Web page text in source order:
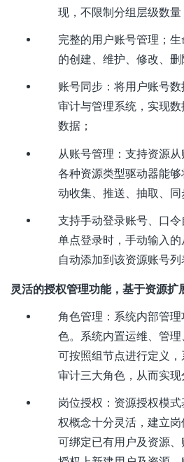
现，不限制分组层级数量
完整的用户账号管理；
的创建、维护、修改、删
账号同步：将用户账号数
审计与管理系统，实现
数据；
从账号管理：支持资源
各种资源类型驱动器能
动收集、推送、抽取、同
支持手动登录账号、口
单点登录时，手动输入
自动添加到该资源账号列
灵活的授权管理功能，基于资源扩
角色管理：系统内部管
色。系统内置运维、管
可按照组节点进行定义，
审计三大角色，从而实现
岗位授权：资源授权模
权概念十分灵活，建立
可绑定已有用户及资源